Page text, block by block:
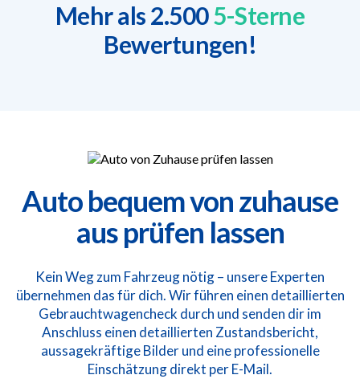
Mehr als 2.5005-Sterne
Bewertungen!
Auto bequem von zuhause
aus prüfen lassen
Kein Weg zum Fahrzeug nötig – unsere Experten
übernehmen das für dich. Wir führen einen detaillierten
Gebrauchtwagencheck durch und senden dir im
Anschluss einen detaillierten Zustandsbericht,
aussagekräftige Bilder und eine professionelle
Einschätzung direkt per E-Mail.